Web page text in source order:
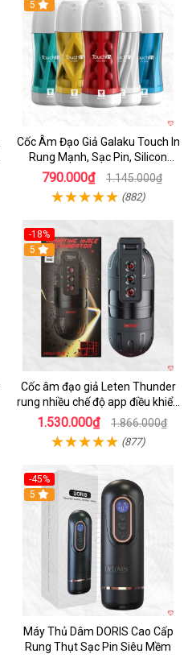
Hot
5
Cốc Âm Đạo Giả Galaku Touch In
Rung Mạnh, Sạc Pin, Silicon
Mềm
790.000₫ 1.145.000₫
(882)
-18%
5
Cốc âm đạo giả Leten Thunder
rung nhiều chế độ app điều khiển
tiện lợi
1.530.000₫ 1.866.000₫
(877)
-45%
Hot
5
Máy Thủ Dâm DORIS Cao Cấp
Rung Thụt Sạc Pin Siêu Mềm